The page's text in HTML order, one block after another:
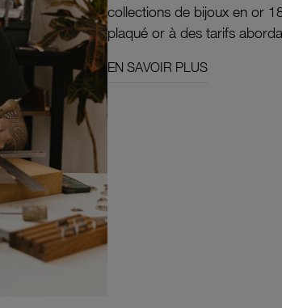
collections de bijoux en or
plaqué or à des tarifs
EN SAVOIR PLUS